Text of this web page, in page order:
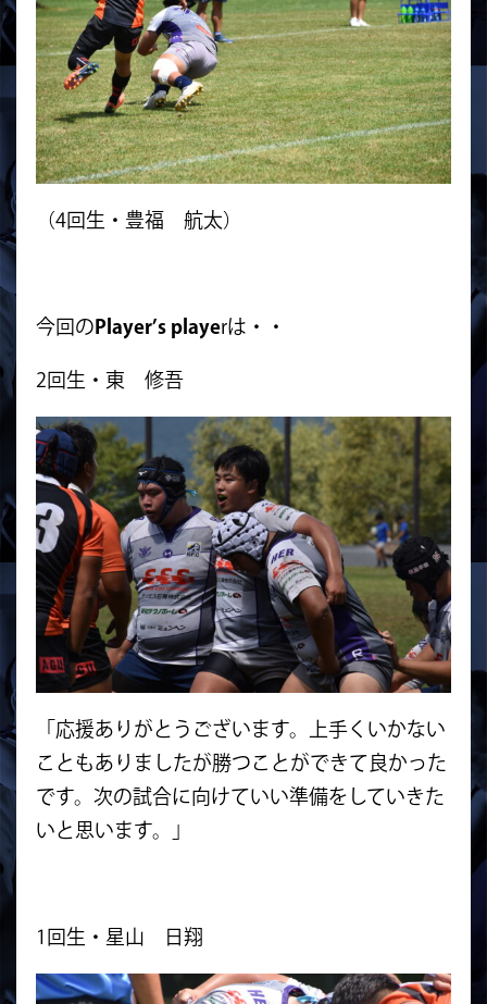
（4回生・豊福 航太）
今回のPlayer’s playerは・・
2回生・東 修吾
「応援ありがとうございます。上手くいかない
こともありましたが勝つことができて良かった
です。次の試合に向けていい準備をしていきた
いと思います。」
1回生・星山 日翔